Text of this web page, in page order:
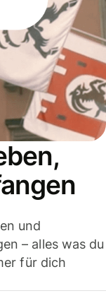
und
– alles was du
für dich